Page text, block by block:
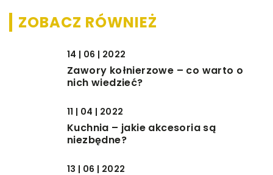
ZOBACZ RÓWNIEŻ
14 | 06 | 2022
Zawory kołnierzowe – co warto o
nich wiedzieć?
11 | 04 | 2022
Kuchnia – jakie akcesoria są
niezbędne?
13 | 06 | 2022